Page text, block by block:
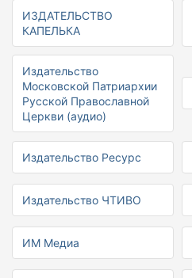
ИЗДАТЕЛЬСТВО
КАПЕЛЬКА
Издательство
Московской Патриархии
Русской Православной
Церкви (аудио)
Издательство Ресурс
Издательство ЧТИВО
ИМ Медиа